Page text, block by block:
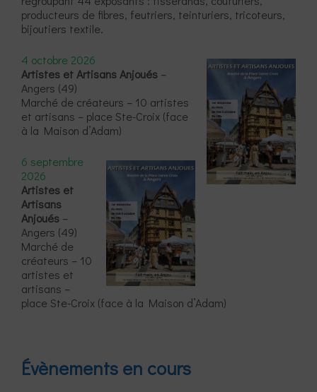
producteurs de fibres, feutriers, teinturiers, tricoteurs,
bijoutiers textile.
4 octobre 2026
Artistes et Artisans Anjoués –
Angers (49)
Marché de créateurs – 10 artistes
et artisans – place Ste-Croix (face
à la Maison d’Adam)
6 septembre
2026
Artistes et
Artisans
Anjoués –
Angers (49)
Marché de
créateurs – 10
artistes et
artisans –
place Ste-Croix (face à la Maison d’Adam)
Évènements en cours